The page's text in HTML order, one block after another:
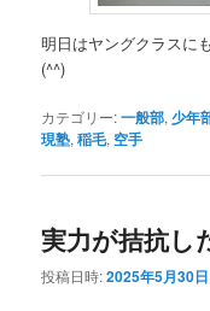
明日はヤングクラスに
(^^)
カテゴリー:一般部,少年
現塾,稲毛, 空手
実力が拮抗し
投稿日時:2025年5月30日